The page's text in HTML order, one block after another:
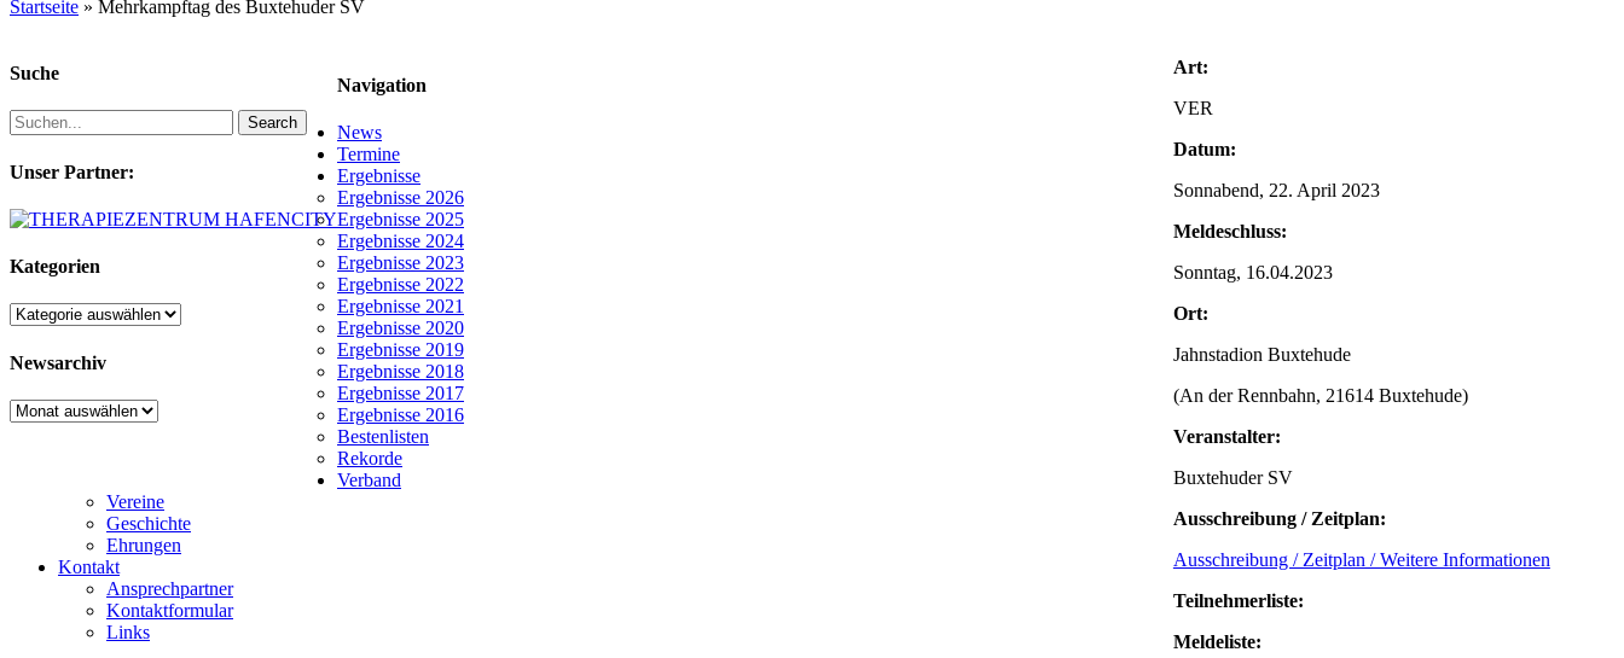
Startseite » Mehrkampftag des Buxtehuder SV
Art:
VER
Datum:
Sonnabend, 22. April 2023
Meldeschluss:
Sonntag, 16.04.2023
Ort:
Jahnstadion Buxtehude
(An der Rennbahn, 21614 Buxtehude)
Veranstalter:
Buxtehuder SV
Ausschreibung / Zeitplan:
Ausschreibung / Zeitplan / Weitere Informationen
Teilnehmerliste:
Meldeliste:
Suche
Search
Unser Partner:
Kategorien
Kategorien
Newsarchiv
Newsarchiv
Navigation
News
Termine
Ergebnisse
Ergebnisse 2026
Ergebnisse 2025
Ergebnisse 2024
Ergebnisse 2023
Ergebnisse 2022
Ergebnisse 2021
Ergebnisse 2020
Ergebnisse 2019
Ergebnisse 2018
Ergebnisse 2017
Ergebnisse 2016
Bestenlisten
Rekorde
Verband
Vereine
Geschichte
Ehrungen
Kontakt
Ansprechpartner
Kontaktformular
Links